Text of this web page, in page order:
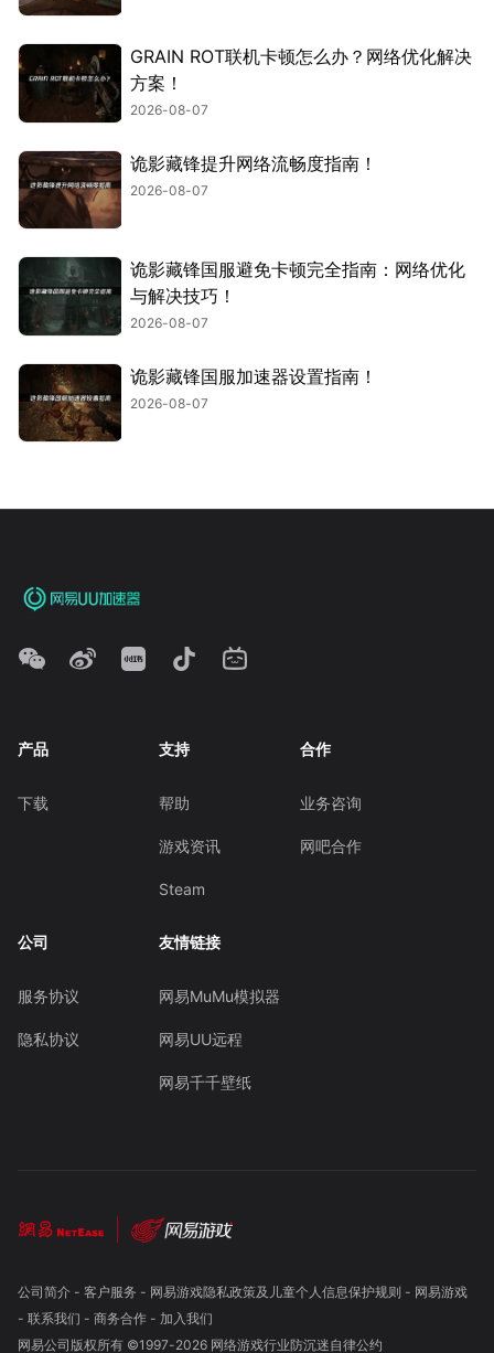
GRAIN ROT联机卡顿怎么办？网络优化解决
方案！
2026-08-07
诡影藏锋提升网络流畅度指南！
2026-08-07
诡影藏锋国服避免卡顿完全指南：网络优化
与解决技巧！
2026-08-07
诡影藏锋国服加速器设置指南！
2026-08-07
产品
下载
支持
帮助
游戏资讯
Steam
合作
业务咨询
网吧合作
公司
服务协议
隐私协议
友情链接
网易MuMu模拟器
网易UU远程
网易千千壁纸
公司简介- 客户服务 - 网易游戏隐私政策及儿童个人信息保护规则 - 网易游戏
- 联系我们 - 商务合作- 加入我们
网易公司版权所有 ©1997-2026 网络游戏行业防沉迷自律公约